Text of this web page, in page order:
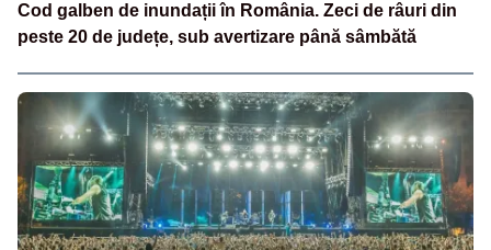
Cod galben de inundații în România. Zeci de râuri din
peste 20 de județe, sub avertizare până sâmbătă